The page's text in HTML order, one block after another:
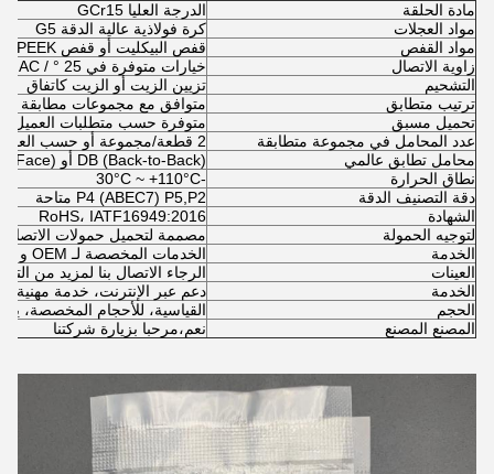
مادة الحلقة
الدرجة العليا GCr15
مواد العجلات
كرة فولاذية عالية الدقة G5
مواد القفص
قفص البيكليت أو قفص PEEK عالي القوة
زاوية الاتصال
خيارات متوفرة في 25 ° / AC و 15 ° / C و 40 ° / B
التشحيم
تزيين الزيت أو الزيت كاتفاق
ترتيب متطابق
متوافق مع مجموعات مطابقة
تحميل مسبق
متوفرة حسب متطلبات العميل
عدد المحامل في مجموعة متطابقة
2 قطعة/مجموعة أو حسب العقد
محامل تطابق عالمي
DB (Back-to-Back) أو DF (Face-to-Face) أو DT (Tandem)
نطاق الحرارة
-30°C ~ +110°C
دقة التصنيف الدقة
P4 (ABEC7) P5,P2 متاحة
الشهادة
RoHS، IATF16949:2016
لتوجيه الحمولة
مصممة لتحميل حمولات الاتصال
الخدمة
الخدمات المخصصة لـ OEM و ODM
العينات
الرجاء الاتصال بنا لمزيد من
الخدمة
دعم عبر الإنترنت، خدمة مهنية
الحجم
القياسية، للأحجام المخصصة،
المصنع المصنع
نعم،مرحبا بزيارة شركتنا